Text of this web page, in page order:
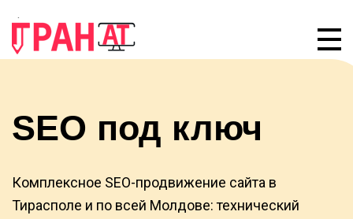
SEO под ключ
Комплексное SEO-продвижение сайта в
Тирасполе и по всей Молдове: технический